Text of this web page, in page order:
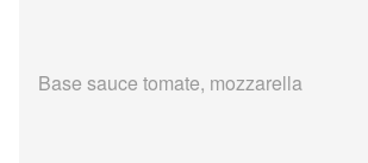
Base sauce tomate, mozzarella